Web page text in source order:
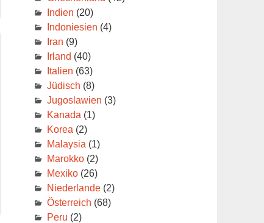
Indien (20)
Indoniesien (4)
Iran (9)
Irland (40)
Italien (63)
Jüdisch (8)
Jugoslawien (3)
Kanada (1)
Korea (2)
Malaysia (1)
Marokko(2)
Mexiko(26)
Niederlande(2)
Österreich (68)
Peru (2)